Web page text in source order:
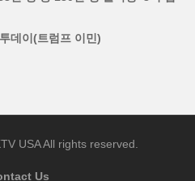
데이(트럼프 이민)
USA All rights reserved.
Us